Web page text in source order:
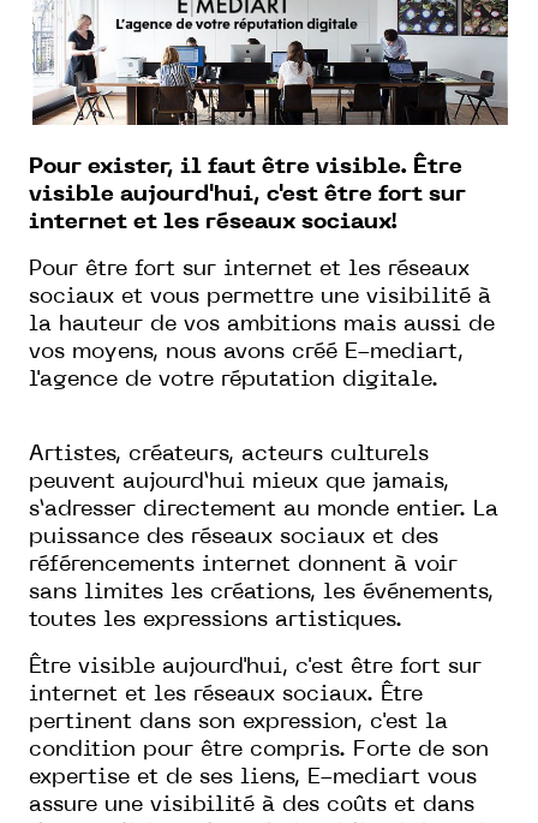
Pour exister, il faut être visible. Être
visible aujourd'hui, c'est être fort sur
internet et les réseaux sociaux!
Pour être fort sur internet et les réseaux
sociaux et vous permettre une visibilité à
la hauteur de vos ambitions mais aussi de
vos moyens, nous avons créé E-mediart,
l'agence de votre réputation digitale.
Artistes, créateurs, acteurs culturels
peuvent aujourd’hui mieux que jamais,
s’adresser directement au monde entier. La
puissance des réseaux sociaux et des
référencements internet donnent à voir
sans limites les créations, les événements,
toutes les expressions artistiques.
Être visible aujourd'hui, c'est être fort sur
internet et les réseaux sociaux. Être
pertinent dans son expression, c'est la
condition pour être compris. Forte de son
expertise et de ses liens, E-mediart vous
assure une visibilité à des coûts et dans